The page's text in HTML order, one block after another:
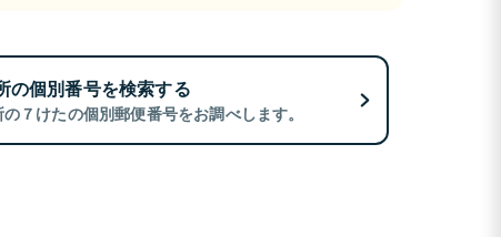
の個別番号を検索する
７けたの個別郵便番号をお調べします。